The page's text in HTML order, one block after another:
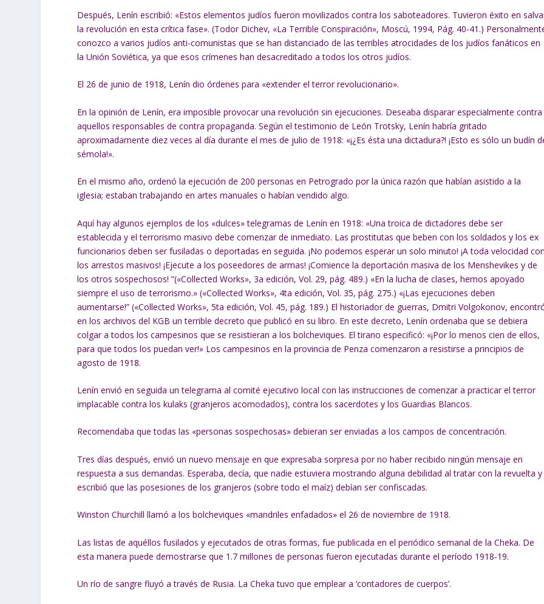
Después, Lenín escribió: «Estos elementos judíos fueron movilizados contra los saboteadores. Tuvieron éxito en
la revolución en esta crítica fase». (Todor Dichev, «La Terrible Conspiración», Moscú, 1994, Pág. 40-41.)
conozco a varios judíos anti-comunistas que se han distanciado de las terribles atrocidades de los judíos fanáticos en
la Unión Soviética, ya que esos crímenes han desacreditado a todos los otros judíos.
El 26 de junio de 1918, Lenín dio órdenes para «extender el terror revolucionario».
En la opinión de Lenín, era imposible provocar una revolución sin ejecuciones. Deseaba disparar especialmente contra
aquellos responsables de contra propaganda. Según el testimonio de León Trotsky, Lenín habría gritado
aproximadamente diez veces al día durante el mes de julio de 1918: «¡¿Es ésta una dictadura?! ¡Esto es sólo un budín
sémola!».
En el mismo año, ordenó la ejecución de 200 personas en Petrogrado por la única razón que habían asistido a la
iglesia; estaban trabajando en artes manuales o habían vendido algo.
Aquí hay algunos ejemplos de los «dulces» telegramas de Lenín en 1918: «Una troica de dictadores debe ser
establecida y el terrorismo masivo debe comenzar de inmediato. Las prostitutas que beben con los soldados y los ex
funcionarios deben ser fusiladas o deportadas en seguida. ¡No podemos esperar un solo minuto! ¡A toda velocidad con
los arrestos masivos! ¡Ejecute a los poseedores de armas! ¡Comience la deportación masiva de los Menshevikes y de
los otros sospechosos! “(«Collected Works», 3a edición, Vol. 29, pág. 489.) «En la lucha de clases, hemos apoyado
siempre el uso de terrorismo.» («Collected Works», 4ta edición, Vol. 35, pág. 275.) «¡Las ejecuciones deben
aumentarse!” («Collected Works», 5ta edición, Vol. 45, pág. 189.) El historiador de guerras, Dmitri Volgokonov,
en los archivos del KGB un terrible decreto que publicó en su libro. En este decreto, Lenín ordenaba que se debiera
colgar a todos los campesinos que se resistieran a los bolcheviques. El tirano especificó: «¡Por lo menos cien de ellos,
para que todos los puedan ver!» Los campesinos en la provincia de Penza comenzaron a resistirse a principios de
agosto de 1918.
Lenín envió en seguida un telegrama al comité ejecutivo local con las instrucciones de comenzar a practicar el terror
implacable contra los kulaks (granjeros acomodados), contra los sacerdotes y los Guardias Blancos.
Recomendaba que todas las «personas sospechosas» debieran ser enviadas a los campos de concentración.
Tres días después, envió un nuevo mensaje en que expresaba sorpresa por no haber recibido ningún mensaje en
respuesta a sus demandas. Esperaba, decía, que nadie estuviera mostrando alguna debilidad al tratar con la revuelta y
escribió que las posesiones de los granjeros (sobre todo el maíz) debían ser confiscadas.
Winston Churchill llamó a los bolcheviques «mandriles enfadados» el 26 de noviembre de 1918.
Las listas de aquéllos fusilados y ejecutados de otras formas, fue publicada en el periódico semanal de la Cheka. De
esta manera puede demostrarse que 1.7 millones de personas fueron ejecutadas durante el período 1918-19.
Un río de sangre fluyó a través de Rusia. La Cheka tuvo que emplear a ‘contadores de cuerpos’.